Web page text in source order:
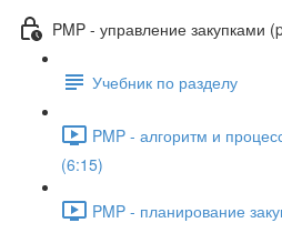
PMP - управление закупками
Учебник по разделу
PMP - алгоритм и
(6:15)
PMP - планирование